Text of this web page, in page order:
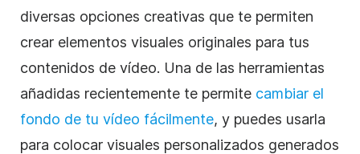
diversas opciones creativas que te permiten
crear elementos visuales originales para tus
contenidos de vídeo. Una de las herramientas
añadidas recientemente te permite cambiar el
fondo de tu vídeo fácilmente, y puedes usarla
para colocar visuales personalizados generados